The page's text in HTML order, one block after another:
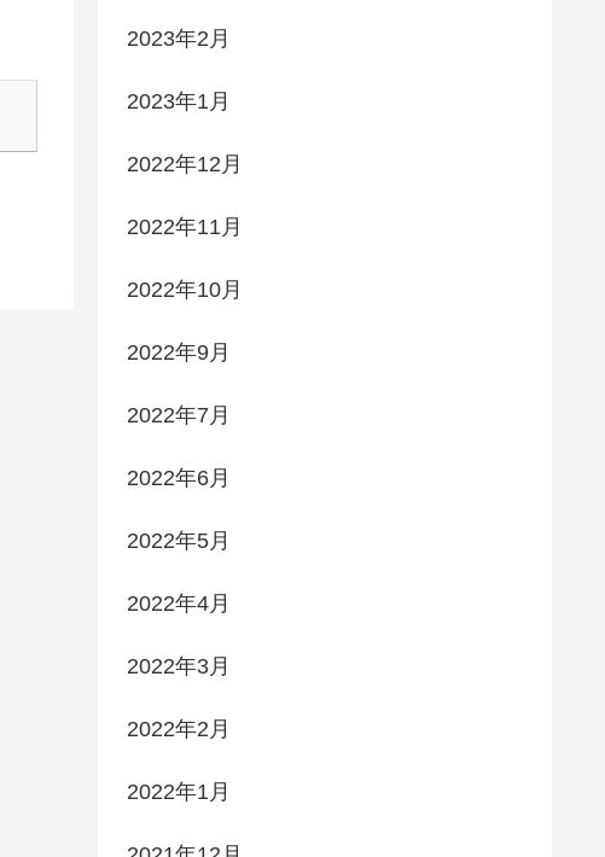
2023年2月
2023年1月
2022年12月
2022年11月
2022年10月
2022年9月
2022年7月
2022年6月
2022年5月
2022年4月
2022年3月
2022年2月
2022年1月